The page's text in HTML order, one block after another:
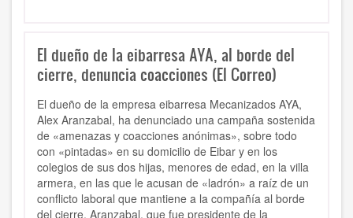
El dueño de la eibarresa AYA, al borde del
cierre, denuncia coacciones (El Correo)
El dueño de la empresa eibarresa Mecanizados AYA,
Alex Aranzabal, ha denunciado una campaña sostenida
de «amenazas y coacciones anónimas», sobre todo
con «pintadas» en su domicilio de Eibar y en los
colegios de sus dos hijas, menores de edad, en la villa
armera, en las que le acusan de «ladrón» a raíz de un
conflicto laboral que mantiene a la compañía al borde
del cierre. Aranzabal, que fue presidente de la